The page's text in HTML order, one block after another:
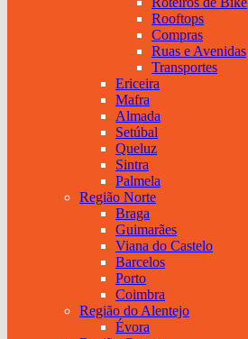
Rooftops
Compras
Ruas e Avenidas
Transportes
Ericeira
Mafra
Almada
Setúbal
Queluz
Sintra
Palmela
Região Norte
Braga
Guimarães
Viana do Castelo
Barcelos
Porto
Coimbra
Região do Alentejo
Évora